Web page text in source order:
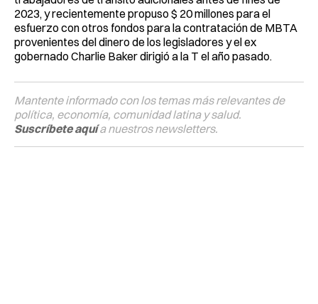
2023, y recientemente propuso $ 20 millones para el
esfuerzo con otros fondos para la contratación de MBTA
provenientes del dinero de los legisladores y el ex
gobernado Charlie Baker dirigió a la T el año pasado.
Mantente informado con los temas más relevantes de
política, economía, comunidad latina y salud.
Suscríbete aquía nuestros newsletters.